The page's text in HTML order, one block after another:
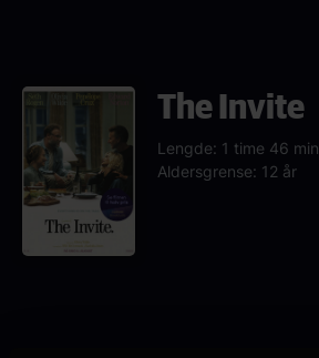
The Invite
Lengde: 1 time 46 min
Aldersgrense: 12 år